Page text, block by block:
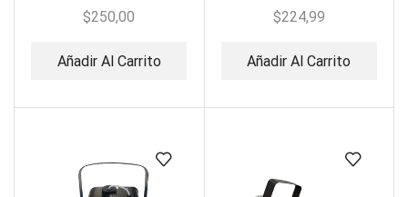
Niebla Haze
$250,00
Añadir Al Carrito
Confeti Pequeña LED
$224,99
Añadir Al Carrito